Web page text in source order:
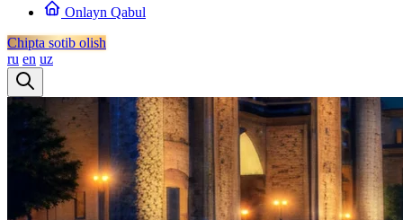
Onlayn Qabul
Chipta sotib olish
ru en uz